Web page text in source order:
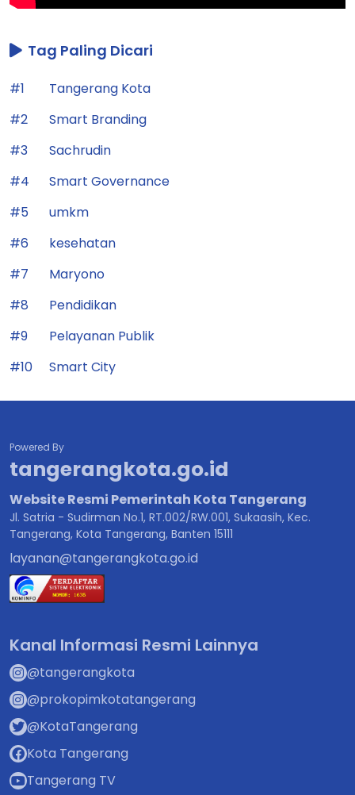
Tag Paling Dicari
#1
Tangerang Kota
#2
Smart Branding
#3
Sachrudin
#4
Smart Governance
#5
umkm
#6
kesehatan
#7
Maryono
#8
Pendidikan
#9
Pelayanan Publik
#10
Smart City
Powered By
tangerangkota.go.id
Website Resmi Pemerintah Kota Tangerang
Jl. Satria - Sudirman No.1, RT.002/RW.001, Sukaasih, Kec.
Tangerang, Kota Tangerang, Banten 15111
layanan@tangerangkota.go.id
Kanal Informasi Resmi Lainnya
@tangerangkota
@prokopimkotatangerang
@KotaTangerang
Kota Tangerang
Tangerang TV